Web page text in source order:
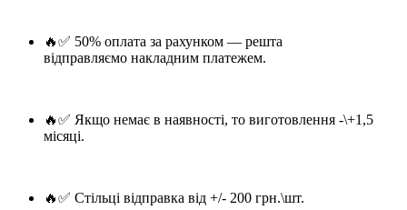
🔥✅ 50% оплата за рахунком — решта
відправляємо накладним платежем.
🔥✅ Якщо немає в наявності, то виготовлення -\+1,5
місяці.
🔥✅ Стільці відправка від +/- 200 грн.\шт.